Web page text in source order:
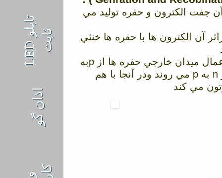
جفت الكترون و حفره توليد مي
آن الكترون ها با حفره ها خنثي
تركيب نوري : در اثر اعمال ميدان خارجي حفره ها از pبه
n رفته و الكترون ها از n به p مي روند ودر آنجا با هم
مي كند
ت
ا
ب
ل
و
L
E
D ث ا
ب ت
اذان گو